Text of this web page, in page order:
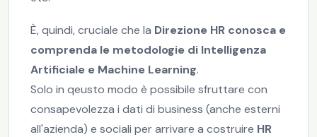
È, quindi, cruciale che la Direzione HR conosca e
comprenda le metodologie di Intelligenza
Artificiale e Machine Learning.
Solo in qeusto modo è possibile sfruttare con
consapevolezza i dati di business (anche esterni
all'azienda) e sociali per arrivare a costruire HR